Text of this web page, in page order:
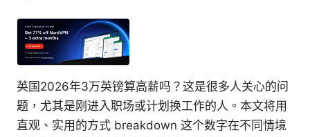
英国2026年3万英镑算高薪吗？这是很多人关心的问
题，尤其是刚进入职场或计划换工作的人。本文将用
直观、实用的方式 breakdown 这个数字在不同情境